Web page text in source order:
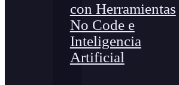
con Herramientas
No Code e
Inteligencia
Artificial